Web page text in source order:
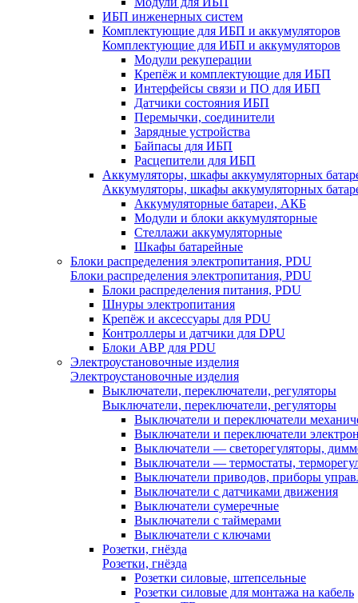
ИБП инженерных систем
Комплектующие для ИБП и аккумуляторов
Комплектующие для ИБП и аккумуляторов
Модули рекуперации
Крепёж и комплектующие для ИБП
Интерфейсы связи и ПО для ИБП
Датчики состояния ИБП
Перемычки, соединители
Зарядные устройства
Байпасы для ИБП
Расцепители для ИБП
Аккумуляторы, шкафы аккумуляторных
Аккумуляторы, шкафы аккумуляторных
Аккумуляторные батареи, АКБ
Модули и блоки аккумуляторные
Стеллажи аккумуляторные
Шкафы батарейные
Блоки распределения электропитания, PDU
Блоки распределения электропитания, PDU
Блоки распределения питания, PDU
Шнуры электропитания
Крепёж и аксессуары для PDU
Контроллеры и датчики для DPU
Блоки АВР для PDU
Электроустановочные изделия
Электроустановочные изделия
Выключатели, переключатели, регуляторы
Выключатели, переключатели, регуляторы
Выключатели и переключатели
Выключатели и переключатели
Выключатели — светорегуляторы,
Выключатели — термостаты,
Выключатели приводов, приборы
Выключатели с датчиками движения
Выключатели сумеречные
Выключатели с таймерами
Выключатели с ключами
Розетки, гнёзда
Розетки, гнёзда
Розетки силовые, штепсельные
Розетки силовые для монтажа на кабель